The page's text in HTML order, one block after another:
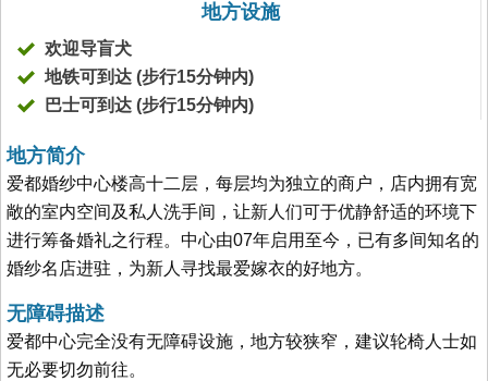
地方设施
欢迎导盲犬
地铁可到达 (步行15分钟内)
巴士可到达 (步行15分钟内)
地方简介
爱都婚纱中心楼高十二层，每层均为独立的商户，店内拥有宽
敞的室内空间及私人洗手间，让新人们可于优静舒适的环境下
进行筹备婚礼之行程。中心由07年启用至今，已有多间知名的
婚纱名店进驻，为新人寻找最爱嫁衣的好地方。
无障碍描述
爱都中心完全没有无障碍设施，地方较狭窄，建议轮椅人士如
无必要切勿前往。